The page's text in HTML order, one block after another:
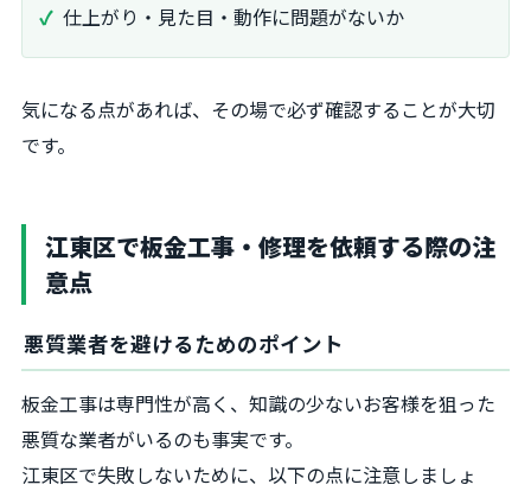
仕上がり・見た目・動作に問題がないか
気になる点があれば、その場で必ず確認することが大切
です。
江東区で板金工事・修理を依頼する際の注
意点
悪質業者を避けるためのポイント
板金工事は専門性が高く、知識の少ないお客様を狙った
悪質な業者がいるのも事実です。
江東区で失敗しないために、以下の点に注意しましょ